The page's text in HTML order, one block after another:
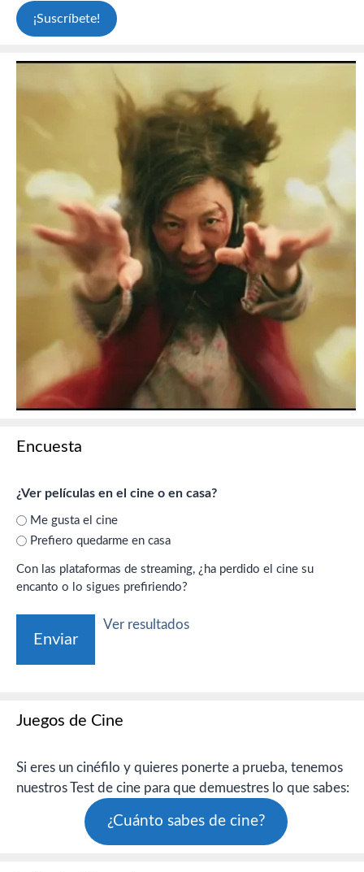
Encuesta
¿Ver películas en el cine o en casa?
Me gusta el cine
Prefiero quedarme en casa
Con las plataformas de streaming, ¿ha perdido el cine su
encanto o lo sigues prefiriendo?
Ver resultados
Juegos de Cine
Si eres un cinéfilo y quieres ponerte a prueba, tenemos
nuestros Test de cine para que demuestres lo que sabes:
¿Cuánto sabes de cine?